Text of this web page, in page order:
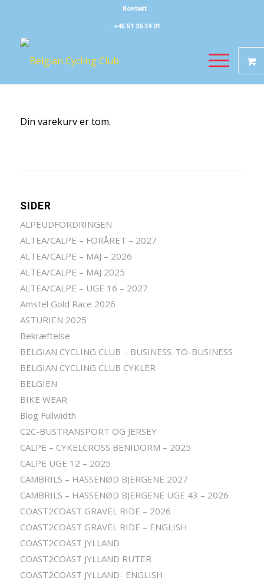
Kontakt
+45 51 36 34 01
Din varekurv er tom.
SIDER
ALPEUDFORDRINGEN
ALTEA/CALPE – FORÅRET – 2027
ALTEA/CALPE – MAJ – 2026
ALTEA/CALPE – MAJ 2025
ALTEA/CALPE – UGE 16 – 2027
Amstel Gold Race 2026
ASTURIEN 2025
Bekræftelse
BELGIAN CYCLING CLUB – BUSINESS-TO-BUSINESS
BELGIAN CYCLING CLUB CYKLER
BELGIEN
BIKE WEAR
Blog Fullwidth
C2C-BUSTRANSPORT OG JERSEY
CALPE – CYKELCROSS BENIDORM – 2025
CALPE UGE 12 – 2025
CAMBRILS – HASSENØD BJERGENE 2027
CAMBRILS – HASSENØD BJERGENE UGE 43 – 2026
COAST2COAST GRAVEL RIDE – 2026
COAST2COAST GRAVEL RIDE – ENGLISH
COAST2COAST JYLLAND
COAST2COAST JYLLAND RUTER
COAST2COAST JYLLAND- ENGLISH